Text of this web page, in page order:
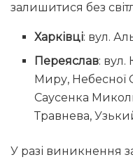
залишитися без
Харківці: вул.
Переяслав: вул.
Миру, Небесної
Саусенка
Травнева,
У разі виникнення